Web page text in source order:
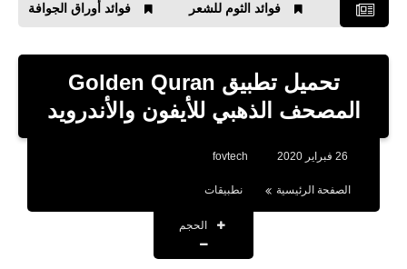
رياضة
مواقع
بلوجر
برامج كمبيوتر
فوائد الثوم للشعر فوائد أوراق الجوافة
تحميل تطبيق Golden Quran
المصحف الذهبي للأيفون والأندرويد
fovtech
الصفحة الرئيسية نطبيقات
الحجم